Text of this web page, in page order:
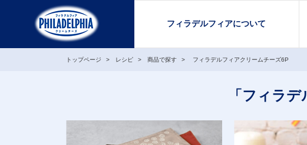
フィラデルフィアについて
トップページ レシピ 商品で探す フィラデルフィアクリームチーズ6P
「フィラ